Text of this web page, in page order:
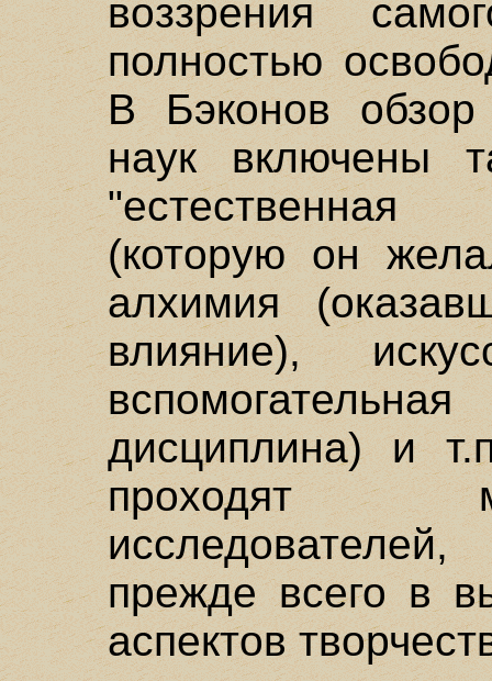
воззрения
полностью
В Бэконов обзор
наук включены
"естественная
(которую он
алхимия
влияние),
дисциплина) и
проходят
прежде всего в
аспектов